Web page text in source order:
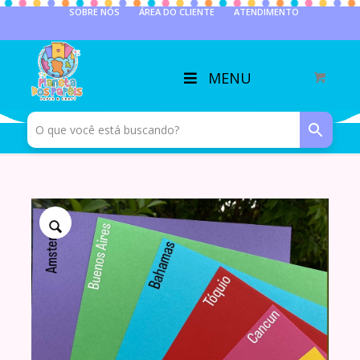
SOBRE NÓS ÁREA DO CLIENTE ATENDIMENTO
MENU